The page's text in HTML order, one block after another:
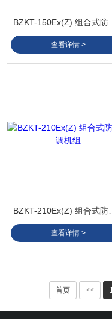
查看详情 >
查看详情 >
首页 <<